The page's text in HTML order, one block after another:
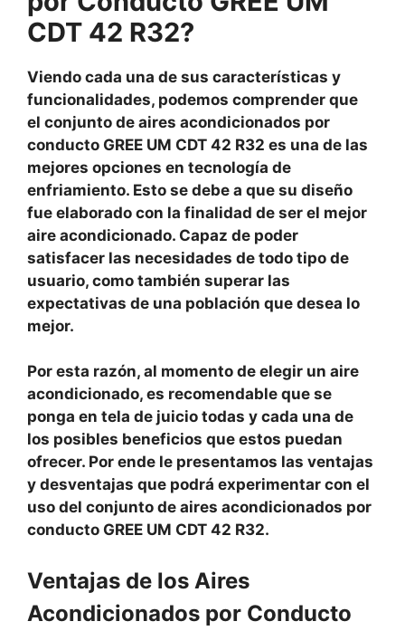
CDT 42 R32?
Viendo cada una de sus características y
funcionalidades, podemos comprender que
el conjunto de aires acondicionados por
conducto GREE UM CDT 42 R32 es una de las
mejores opciones en tecnología de
enfriamiento. Esto se debe a que su diseño
fue elaborado con la finalidad de ser el mejor
aire acondicionado. Capaz de poder
satisfacer las necesidades de todo tipo de
usuario, como también superar las
expectativas de una población que desea lo
mejor.
Por esta razón, al momento de elegir un aire
acondicionado, es recomendable que se
ponga en tela de juicio todas y cada una de
los posibles beneficios que estos puedan
ofrecer. Por ende le presentamos las ventajas
y desventajas que podrá experimentar con el
uso del conjunto de aires acondicionados por
conducto GREE UM CDT 42 R32.
Ventajas de los Aires
Acondicionados por Conducto